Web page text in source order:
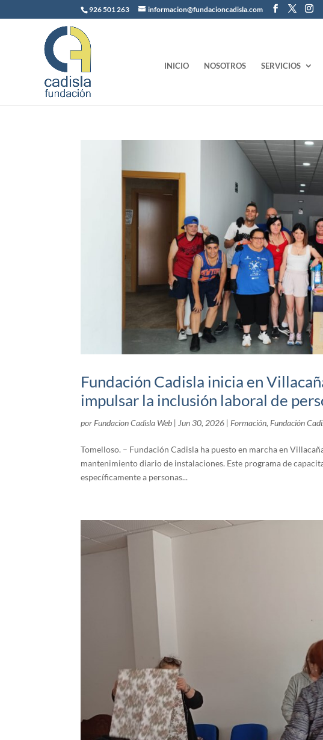
926 501 263 informacion@fundacioncadisla.com
INICIO NOSOTROS SERVICIOS
Fundación Cadisla inicia en
impulsar la inclusión laboral de
por Fundacion Cadisla Web | Jun 30, 2026 | Formación, Fundación
Tomelloso. – Fundación Cadisla ha puesto en marcha en
mantenimiento diario de instalaciones. Este programa de
específicamente a personas...